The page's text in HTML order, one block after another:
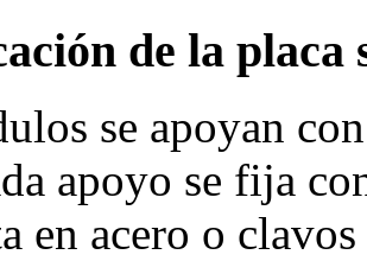
de la placa
se apoyan
apoyo se fija
en acero o